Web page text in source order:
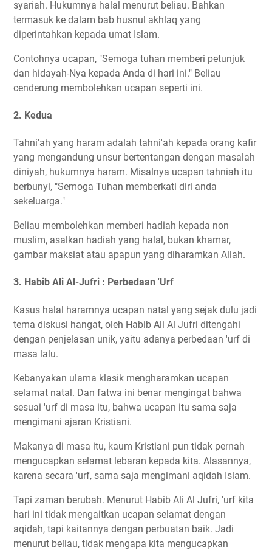
syariah. Hukumnya halal menurut beliau. Bahkan
termasuk ke dalam bab husnul akhlaq yang
diperintahkan kepada umat Islam.
Contohnya ucapan, "Semoga tuhan memberi petunjuk
dan hidayah-Nya kepada Anda di hari ini." Beliau
cenderung membolehkan ucapan seperti ini.
2. Kedua
Tahni'ah yang haram adalah tahni'ah kepada orang kafir
yang mengandung unsur bertentangan dengan masalah
diniyah, hukumnya haram. Misalnya ucapan tahniah itu
berbunyi, "Semoga Tuhan memberkati diri anda
sekeluarga."
Beliau membolehkan memberi hadiah kepada non
muslim, asalkan hadiah yang halal, bukan khamar,
gambar maksiat atau apapun yang diharamkan Allah.
3. Habib Ali Al-Jufri : Perbedaan 'Urf
Kasus halal haramnya ucapan natal yang sejak dulu jadi
tema diskusi hangat, oleh Habib Ali Al Jufri ditengahi
dengan penjelasan unik, yaitu adanya perbedaan 'urf di
masa lalu.
Kebanyakan ulama klasik mengharamkan ucapan
selamat natal. Dan fatwa ini benar mengingat bahwa
sesuai 'urf di masa itu, bahwa ucapan itu sama saja
mengimani ajaran Kristiani.
Makanya di masa itu, kaum Kristiani pun tidak pernah
mengucapkan selamat lebaran kepada kita. Alasannya,
karena secara 'urf, sama saja mengimani aqidah Islam.
Tapi zaman berubah. Menurut Habib Ali Al Jufri, 'urf kita
hari ini tidak mengaitkan ucapan selamat dengan
aqidah, tapi kaitannya dengan perbuatan baik. Jadi
menurut beliau, tidak mengapa kita mengucapkan